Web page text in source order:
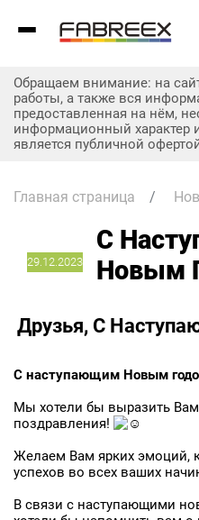
Обращаем внимание: на
работы, а также вся
предоставленная на нём,
информационный характер
является публичной
Главная страница /
29.12.2023
С
Новым
Друзья, С
С наступающим Новым
Мы хотели бы выразить
поздравления!
Желаем Вам ярких эмоций,
успехов во всех ваших
В связи с наступающими